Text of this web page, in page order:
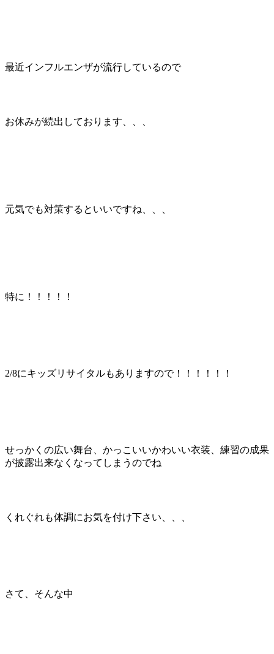
最近インフルエンザが流行しているので
お休みが続出しております、、、
元気でも対策するといいですね、、、
特に！！！！！
2/8にキッズリサイタルもありますので！！！！！！
せっかくの広い舞台、かっこいいかわいい衣装、練習の成果
が披露出来なくなってしまうのでね
くれぐれも体調にお気を付け下さい、、、
さて、そんな中